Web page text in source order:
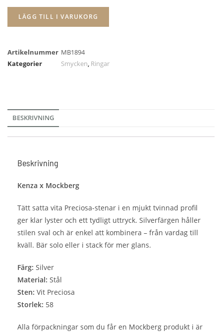
LÄGG TILL I VARUKORG
Artikelnummer MB1894
Kategorier
Smycken, Ringar
BESKRIVNING
Beskrivning
Kenza x Mockberg
Tätt satta vita Preciosa-stenar i en mjukt tvinnad profil
ger klar lyster och ett tydligt uttryck. Silverfärgen håller
stilen sval och är enkel att kombinera – från vardag till
kväll. Bär solo eller i stack för mer glans.
Färg: Silver
Material: Stål
Sten: Vit Preciosa
Storlek: 58
Alla förpackningar som du får en Mockberg produkt i är